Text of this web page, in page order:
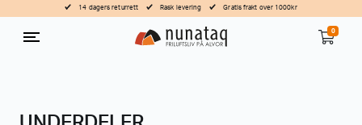
14 dagers returrett Rask levering Gratis frakt over 1000kr
0